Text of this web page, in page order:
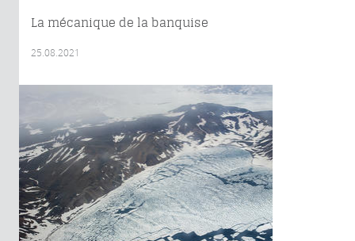
La mécanique de la banquise
25.08.2021